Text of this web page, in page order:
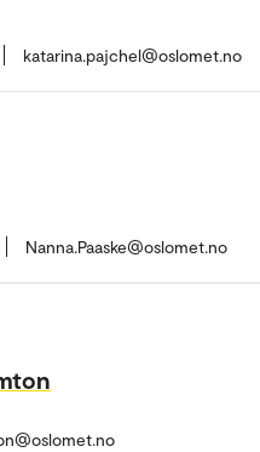
katarina.pajchel@oslomet.no
Nanna.Paaske@oslomet.no